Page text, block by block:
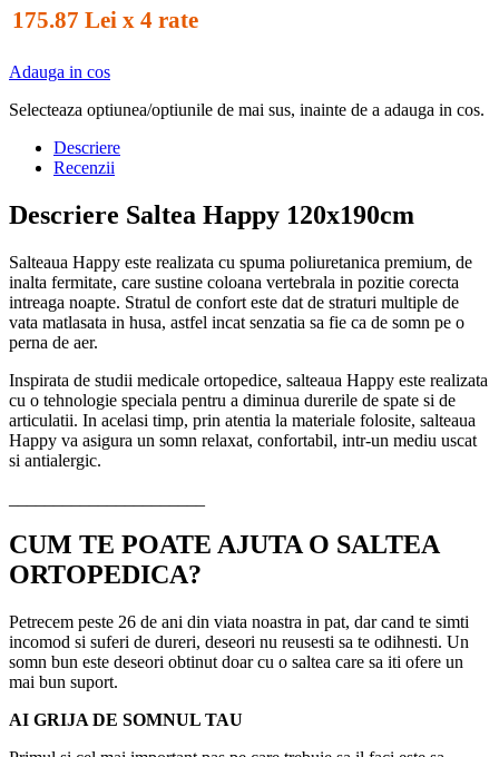
175.87 Lei x 4 rate
Adauga in cos
Selecteaza optiunea/optiunile de mai sus, inainte de a adauga in cos.
Descriere
Recenzii
Descriere Saltea Happy 120x190cm
Salteaua Happy este realizata cu spuma poliuretanica premium, de
inalta fermitate, care sustine coloana vertebrala in pozitie corecta
intreaga noapte. Stratul de confort este dat de straturi multiple de
vata matlasata in husa, astfel incat senzatia sa fie ca de somn pe o
perna de aer.
Inspirata de studii medicale ortopedice, salteaua Happy este realizata
cu o tehnologie speciala pentru a diminua durerile de spate si de
articulatii. In acelasi timp, prin atentia la materiale folosite, salteaua
Happy va asigura un somn relaxat, confortabil, intr-un mediu uscat
si antialergic.
CUM TE POATE AJUTA O SALTEA
ORTOPEDICA?
Petrecem peste 26 de ani din viata noastra in pat, dar cand te simti
incomod si suferi de dureri, deseori nu reusesti sa te odihnesti. Un
somn bun este deseori obtinut doar cu o saltea care sa iti ofere un
mai bun suport.
AI GRIJA DE SOMNUL TAU